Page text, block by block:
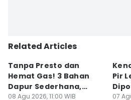
Related Articles
Tanpa Presto dan
Hemat Gas! 3 Bahan
Dapur Sederhana,
Daging Sapi Empuk
08 Agu 2026, 11:00 WIB
Pir
07